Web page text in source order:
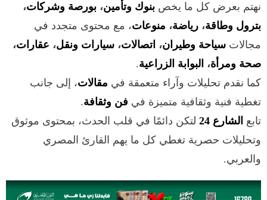
نهتم بعرض كل ما يخص بنوك وتأمين، بورصة وشركات،
بترول وطاقة، رياضة، منوعات، مع محتوى متجدد في
مجالات سياحة وطيران، اتصالات، سيارات ونقل، عقارات،
صحة ومرأة، البوابة الزراعية.
كما نقدم تحليلات وآراء متعمقة في مقالات، إلى جانب
تغطية فنية وثقافية متميزة في فن وثقافة.
تابع الشارع 24
لتكن دائمًا في قلب الحدث، بمحتوى موثوق
وتحليلات حصرية تغطي كل ما يهم القارئ المصري
والعربي.